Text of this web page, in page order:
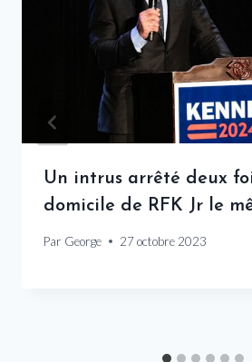
Un intrus arrêté deux
domicile de RFK Jr le
Par George 27 octobre 2023